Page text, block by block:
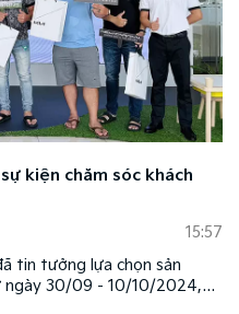
kiện chăm sóc khách
15:57
tin tưởng lựa chọn sản
ngày 30/09 - 10/10/2024,